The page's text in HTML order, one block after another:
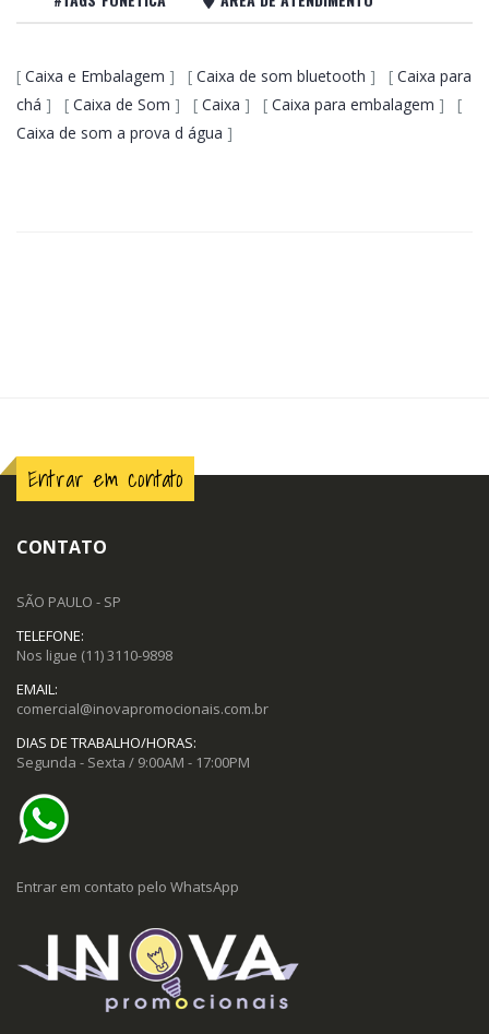
[ Caixa e Embalagem ] [ Caixa de som bluetooth ] [ Caixa para
chá ] [ Caixa de Som ] [ Caixa ] [ Caixa para embalagem ] [
Caixa de som a prova d água ]
Entrar em contato
CONTATO
SÃO PAULO - SP
TELEFONE:
Nos ligue (11) 3110-9898
EMAIL:
comercial@inovapromocionais.com.br
DIAS DE TRABALHO/HORAS:
Segunda - Sexta / 9:00AM - 17:00PM
Entrar em contato pelo WhatsApp